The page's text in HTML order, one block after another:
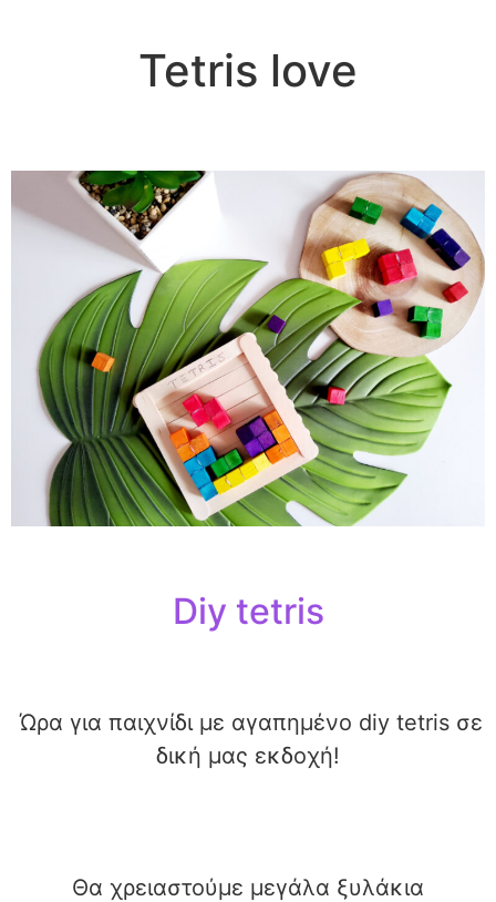
Tetris love
Diy tetris
Ώρα για παιχνίδι με αγαπημένο diy tetris σε
δική μας εκδοχή!
Θα χρειαστούμε μεγάλα ξυλάκια